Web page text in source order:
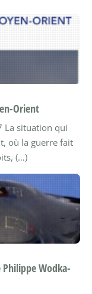
Orient
La situation qui
où la guerre fait
(…)
Wodka-